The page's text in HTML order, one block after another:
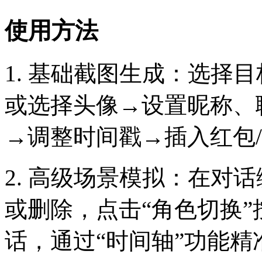
使用方法
1. 基础截图生成：选择
或选择头像→设置昵称
→调整时间戳→插入红包
2. 高级场景模拟：在对
或删除，点击“角色切换
话，通过“时间轴”功能